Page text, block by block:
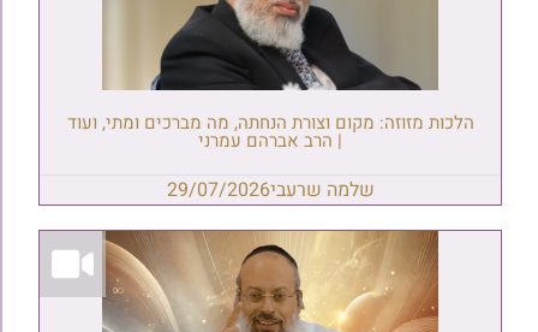
הלכות מזוזה: מקום וצורת הנחתה, מה מברכים ומתי, ועוד
| הרב אברהם עמרני
שלמה שרעבי29/07/2026